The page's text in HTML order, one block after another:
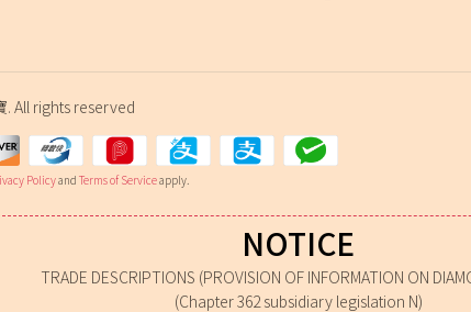
. All rights reserved
PolicyandTerms of Serviceapply.
NOTICE
TRADE DESCRIPTIONS (PROVISION OF INFORMATION ON
(Chapter 362 subsidiary legislation N)